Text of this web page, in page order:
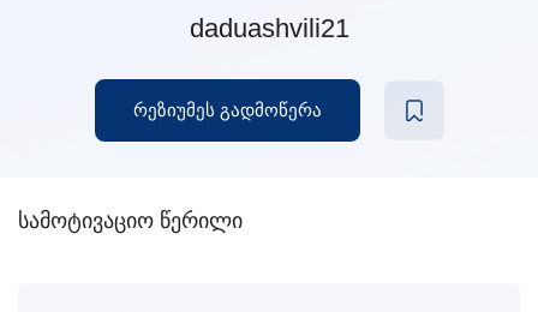
daduashvili21
რეზიუმეს გადმოწერა
სამოტივაციო წერილი